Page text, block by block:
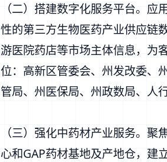
（二）搭建数字化服务平台。
性的第三方生物医药产业供应链
游医院药店等市场主体信息，为
位：高新区管委会、州发改委、
管局、州医保局、州政数局、人
（三）强化中药材产业服务。
心和GAP药材基地及产地仓，建